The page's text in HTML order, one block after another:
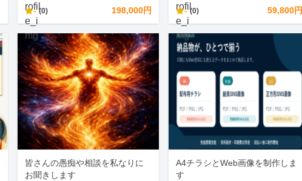
- (0) 198,000円 - (0) 59,800円
皆さんの愚痴や相談を私なりに
お聞きします
A4チラシとWeb画像を制作しま
す